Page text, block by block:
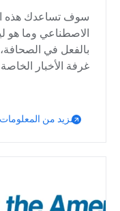
سوف تساعدك هذه
الاصطناعي وما هو
بالفعل في
غرفة الأخبار
مزيد من المعلومات